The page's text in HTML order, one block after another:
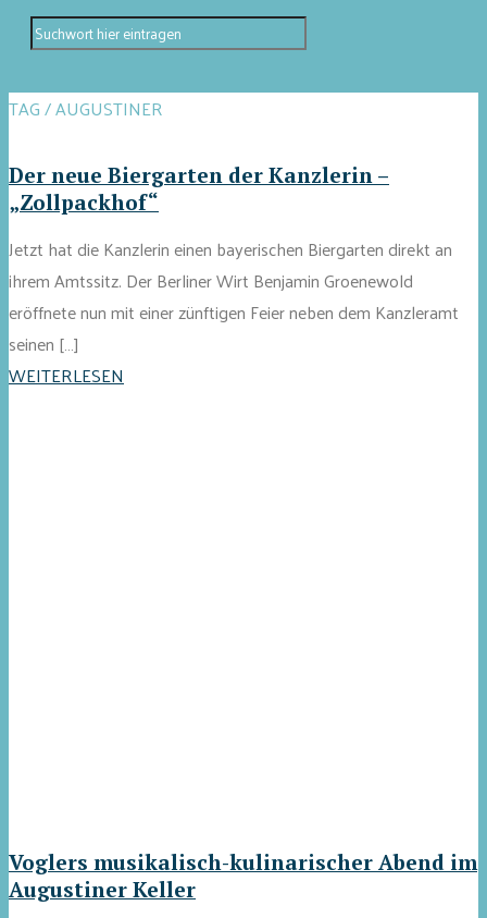
TAG / AUGUSTINER
Der neue Biergarten der Kanzlerin –
„Zollpackhof“
Jetzt hat die Kanzlerin einen bayerischen Biergarten direkt an
ihrem Amtssitz. Der Berliner Wirt Benjamin Groenewold
eröffnete nun mit einer zünftigen Feier neben dem Kanzleramt
seinen […]
WEITERLESEN
Voglers musikalisch-kulinarischer Abend im
Augustiner Keller